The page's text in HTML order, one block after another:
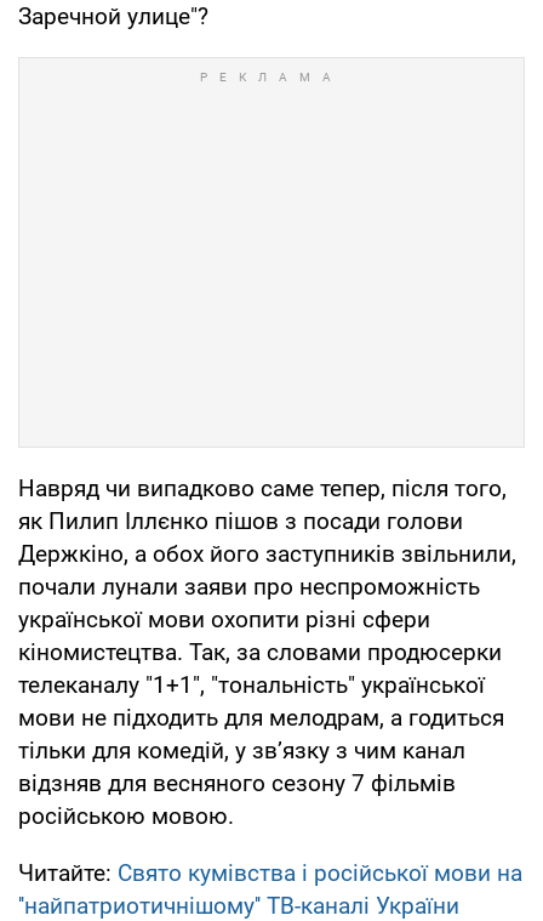
Заречной улице"?
Навряд чи випадково саме тепер, після того,
як Пилип Іллєнко пішов з посади голови
Держкіно, а обох його заступників звільнили,
почали лунали заяви про неспроможність
української мови охопити різні сфери
кіномистецтва. Так, за словами продюсерки
телеканалу "1+1", "тональність" української
мови не підходить для мелодрам, а годиться
тільки для комедій, у зв’язку з чим канал
відзняв для весняного сезону 7 фільмів
російською мовою.
Читайте: Свято кумівства і російської мови на
''найпатриотичнішому'' ТВ-каналі України